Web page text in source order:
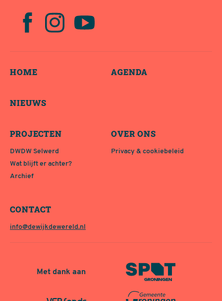
HOME AGENDA
NIEUWS
PROJECTEN
DWDW Selwerd
Wat blijft er achter?
Archief
OVER ONS
Privacy & cookiebeleid
CONTACT
info@dewijkdewereld.nl
Met dank aan